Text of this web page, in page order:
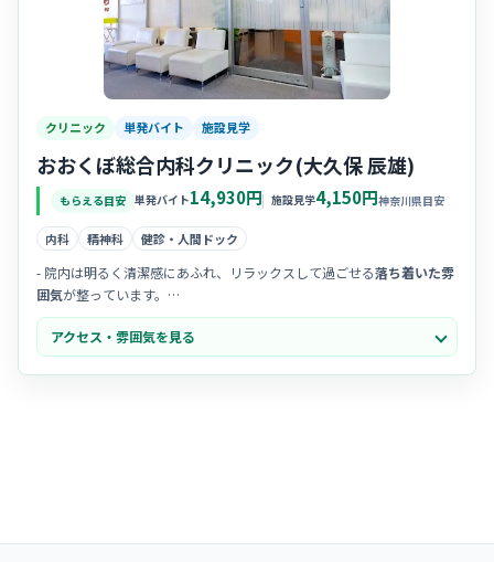
クリニック 単発バイト 施設見学
おおくぼ総合内科クリニック(大久保 辰雄)
もらえる目安 単発バイト14,930円 施設見学4,150円神奈川県目安
内科 精神科 健診・人間ドック
- 院内は明るく清潔感にあふれ、リラックスして過ごせる落ち着いた雰
囲気が整っています。
- 院長先生が穏やかで話しやすく、スタッフ同士もチームワークを大切
されている温かい職場です。
-ママさんナースも活躍しており、互いにフォローし合いながら笑顔で
アクセス・雰囲気を見る